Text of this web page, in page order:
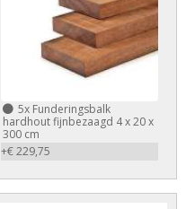
5xFunderingsbalk
hardhout fijnbezaagd 4 x 20 x
300 cm
+€ 229,75